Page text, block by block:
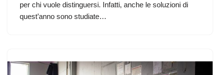
per chi vuole distinguersi. Infatti, anche le soluzioni di
quest’anno sono studiate…